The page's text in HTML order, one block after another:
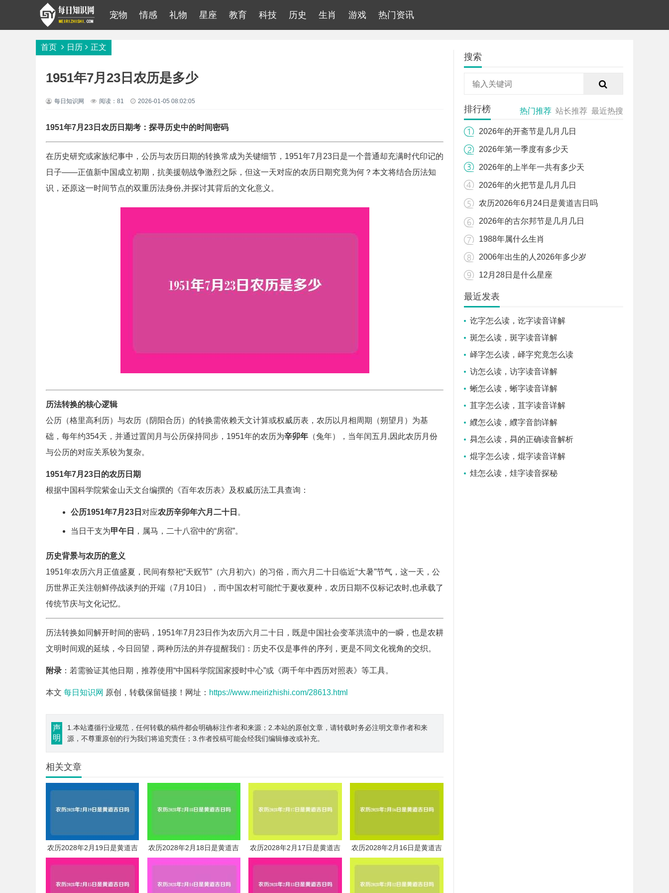
宠物 情感 礼物 星座 教育 科技 历史 生肖 游戏 热门资讯
首页 日历 正文
1951年7月23日农历是多少
每日知识网 阅读：81 2026-01-05 08:02:05
1951年7月23日农历日期考：探寻历史中的时间密码
在历史研究或家族纪事中，公历与农历日期的转换常成为关键细节，1951年7月23日是一个普通却充满时代印记的
日子——正值新中国成立初期，抗美援朝战争激烈之际，但这一天对应的农历日期究竟为何？本文将结合历法知
识，还原这一时间节点的双重历法身份,并探讨其背后的文化意义。
历法转换的核心逻辑
公历（格里高利历）与农历（阴阳合历）的转换需依赖天文计算或权威历表，农历以月相周期（朔望月）为基
础，每年约354天，并通过置闰月与公历保持同步，1951年的农历为辛卯年 （兔年），当年闰五月,因此农历月份
与公历的对应关系较为复杂。
1951年7月23日的农历日期
根据中国科学院紫金山天文台编撰的《百年农历表》及权威历法工具查询：
公历1951年7月23日 对应农历辛卯年六月二十日 。
当日干支为甲午日 ，属马，二十八宿中的“房宿”。
历史背景与农历的意义
1951年农历六月正值盛夏，民间有祭祀“天贶节”（六月初六）的习俗，而六月二十日临近“大暑”节气，这一天，公
历世界正关注朝鲜停战谈判的开端（7月10日），而中国农村可能忙于夏收夏种，农历日期不仅标记农时,也承载了
传统节庆与文化记忆。
历法转换如同解开时间的密码，1951年7月23日作为农历六月二十日，既是中国社会变革洪流中的一瞬，也是农耕
文明时间观的延续，今日回望，两种历法的并存提醒我们：历史不仅是事件的序列，更是不同文化视角的交织。
附录 ：若需验证其他日期，推荐使用“中国科学院国家授时中心”或《两千年中西历对照表》等工具。
本文 每日知识网 原创，转载保留链接！网址： https://www.meirizhishi.com/28613.html
声
明
1.本站遵循行业规范，任何转载的稿件都会明确标注作者和来源；2.本站的原创文章，请转载时务必注明文章作者和来
源，不尊重原创的行为我们将追究责任；3.作者投稿可能会经我们编辑修改或补充。
相关文章
农历2028年2月19日是黄道吉
日吗
农历2028年2月18日是黄道吉
日吗
农历2028年2月17日是黄道吉
日吗
农历2028年2月16日是黄道吉
日吗
搜索
排行榜 热门推荐 站长推荐 最近热搜
2026年的开斋节是几月几日
2026年第一季度有多少天
2026年的上半年一共有多少天
2026年的火把节是几月几日
农历2026年6月24日是黄道吉日吗
2026年的古尔邦节是几月几日
1988年属什么生肖
2006年出生的人2026年多少岁
12月28日是什么星座
最近发表
讫字怎么读，讫字读音详解
斑怎么读，斑字读音详解
峄字怎么读，峄字究竟怎么读
访怎么读，访字读音详解
蜥怎么读，蜥字读音详解
苴字怎么读，苴字读音详解
纀怎么读，纀字音韵详解
曻怎么读，曻的正确读音解析
焜字怎么读，焜字读音详解
烓怎么读，烓字读音探秘